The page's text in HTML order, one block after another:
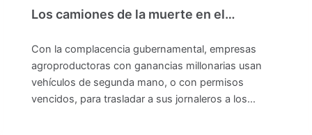
Los camiones de la muerte en el…
Con la complacencia gubernamental, empresas
agroproductoras con ganancias millonarias usan
vehículos de segunda mano, o con permisos
vencidos, para trasladar a sus jornaleros a los…